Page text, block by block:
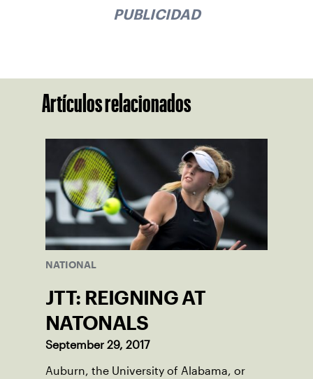
PUBLICIDAD
Artículos relacionados
NATIONAL
JTT: REIGNING AT
NATONALS
September 29, 2017
Auburn, the University of Alabama, or